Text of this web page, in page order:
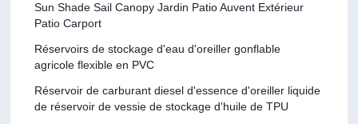
Sun Shade Sail Canopy Jardin Patio Auvent Extérieur
Patio Carport
Réservoirs de stockage d'eau d'oreiller gonflable
agricole flexible en PVC
Réservoir de carburant diesel d'essence d'oreiller liquide
de réservoir de vessie de stockage d'huile de TPU